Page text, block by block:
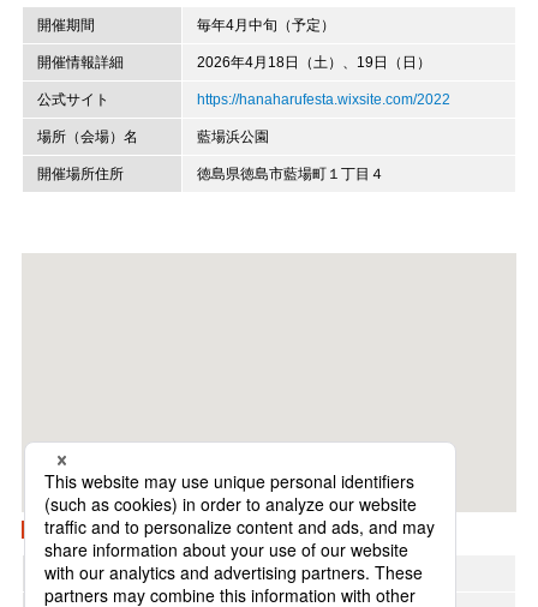
開催期間 毎年4月中旬（予定）
開催情報詳細 2026年4月18日（土）、19日（日）
公式サイト https://hanaharufesta.wixsite.com/2022
場所（会場）名 藍場浜公園
開催場所住所 徳島県徳島市藍場町１丁目４
Googleマップで開く
地方 四国